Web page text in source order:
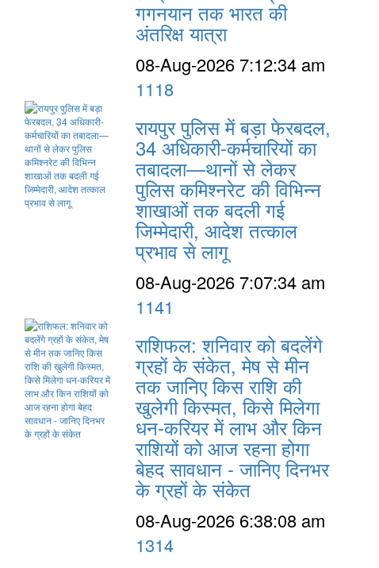
गगनयान तक भारत की
अंतरिक्ष यात्रा
08-Aug-2026 7:12:34 am
1118
रायपुर पुलिस में बड़ा फेरबदल,
34 अधिकारी-कर्मचारियों का
तबादला—थानों से लेकर
पुलिस कमिश्नरेट की विभिन्न
शाखाओं तक बदली गई
जिम्मेदारी, आदेश तत्काल
प्रभाव से लागू
08-Aug-2026 7:07:34 am
1141
राशिफल: शनिवार को बदलेंगे
ग्रहों के संकेत, मेष से मीन
तक जानिए किस राशि की
खुलेगी किस्मत, किसे मिलेगा
धन-करियर में लाभ और किन
राशियों को आज रहना होगा
बेहद सावधान - जानिए दिनभर
के ग्रहों के संकेत
08-Aug-2026 6:38:08 am
1314